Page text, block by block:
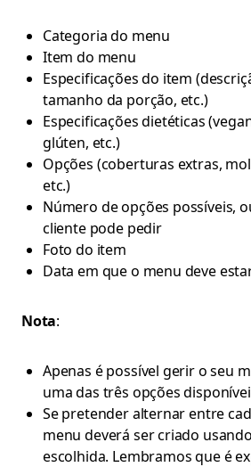
Categoria do menu
Item do menu
Especificações do item
tamanho da porção, etc.)
Especificações dietéticas
glúten, etc.)
Opções (coberturas extras,
etc.)
Número de opções possíveis,
cliente pode pedir
Foto do item
Data em que o menu deve
Nota:
Apenas é possível gerir o seu
uma das três opções
Se pretender alternar entre
menu deverá ser criado
escolhida. Lembramos que é